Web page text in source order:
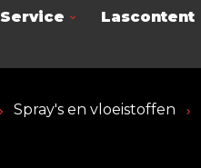
Service Lascontent
Spray's en vloeistoffen